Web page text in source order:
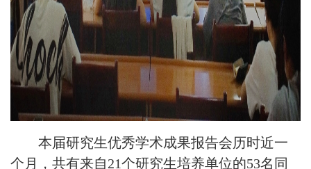
本届研究生优秀学术成果报告会历时近一
个月，共有来自21个研究生培养单位的53名同